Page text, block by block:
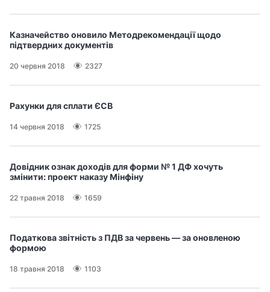
Казначейство оновило Методрекомендації щодо
підтвердних документів
20 червня 2018 2327
Рахунки для сплати ЄСВ
14 червня 2018 1725
Довідник ознак доходів для форми № 1 ДФ хочуть
змінити: проект наказу Мінфіну
22 травня 2018 1659
Податкова звітність з ПДВ за червень — за оновленою
формою
18 травня 2018 1103